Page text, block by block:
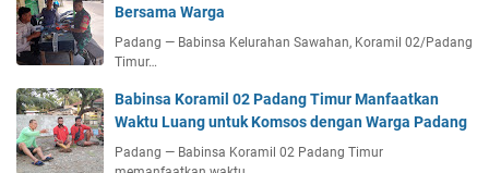
Bersama Warga
Padang — Babinsa Kelurahan Sawahan, Koramil 02/Padang
Timur…
Babinsa Koramil 02 Padang Timur Manfaatkan
Waktu Luang untuk Komsos dengan Warga Padang
Padang — Babinsa Koramil 02 Padang Timur